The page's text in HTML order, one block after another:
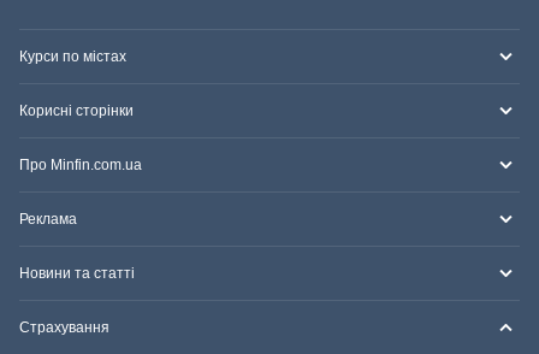
Курси по містах
Корисні сторінки
Про Minfin.com.ua
Реклама
Новини та статті
Страхування